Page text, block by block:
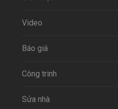
Video
Báo giá
Công trinh
Sửa nhà